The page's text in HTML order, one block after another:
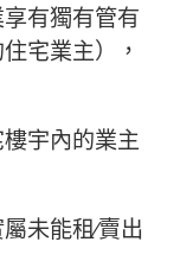
有獨有管有
宅業主），
宇內的業主
未能租∕賣出